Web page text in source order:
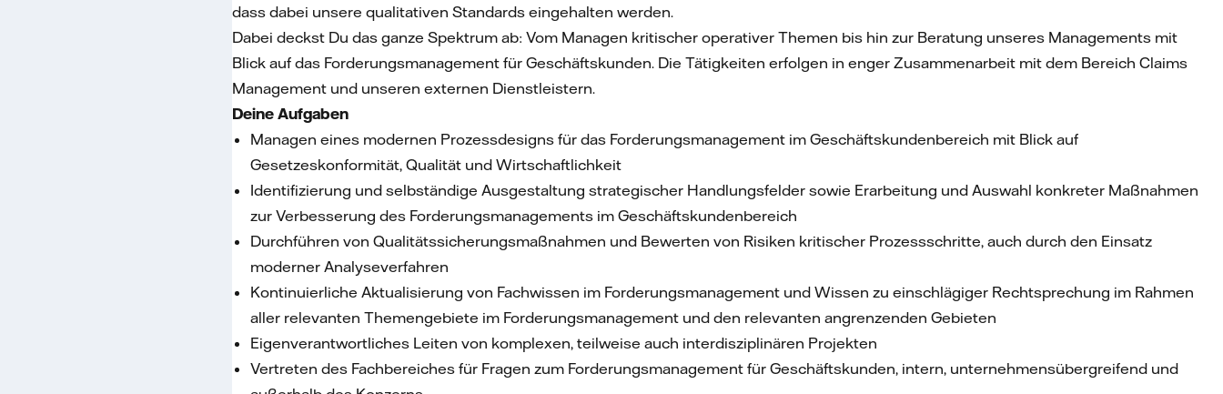
dass dabei unsere qualitativen Standards eingehalten werden.
Dabei deckst Du das ganze Spektrum ab: Vom Managen kritischer operativer Themen bis hin zur Beratung unseres Managements mit
Blick auf das Forderungsmanagement für Geschäftskunden. Die Tätigkeiten erfolgen in enger Zusammenarbeit mit dem Bereich Claims
Management und unseren externen Dienstleistern.
Deine Aufgaben
Managen eines modernen Prozessdesigns für das Forderungsmanagement im Geschäftskundenbereich mit Blick auf
Gesetzeskonformität, Qualität und Wirtschaftlichkeit
Identifizierung und selbständige Ausgestaltung strategischer Handlungsfelder sowie Erarbeitung und Auswahl konkreter Maßnahmen
zur Verbesserung des Forderungsmanagements im Geschäftskundenbereich
Durchführen von Qualitätssicherungsmaßnahmen und Bewerten von Risiken kritischer Prozessschritte, auch durch den Einsatz
moderner Analyseverfahren
Kontinuierliche Aktualisierung von Fachwissen im Forderungsmanagement und Wissen zu einschlägiger Rechtsprechung im Rahmen
aller relevanten Themengebiete im Forderungsmanagement und den relevanten angrenzenden Gebieten
Eigenverantwortliches Leiten von komplexen, teilweise auch interdisziplinären Projekten
Vertreten des Fachbereiches für Fragen zum Forderungsmanagement für Geschäftskunden, intern, unternehmensübergreifend und